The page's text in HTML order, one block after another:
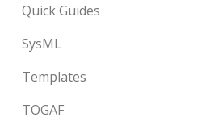
Quick Guides
SysML
Templates
TOGAF